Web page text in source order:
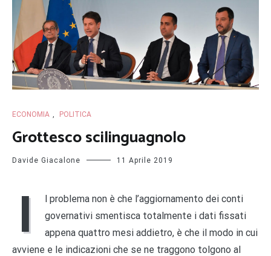
ECONOMIA POLITICA
Grottesco scilinguagnolo
Davide Giacalone 11 Aprile 2019
I
l problema non è che l’aggiornamento dei conti
governativi smentisca totalmente i dati fissati
appena quattro mesi addietro, è che il modo in cui
avviene e le indicazioni che se ne traggono tolgono al